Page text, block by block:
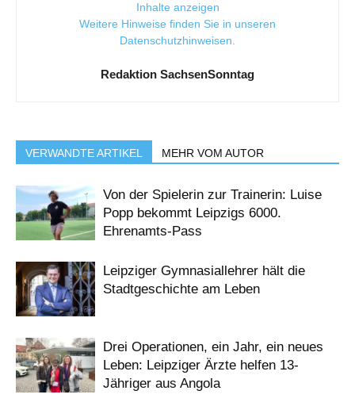
Inhalte anzeigen
Weitere Hinweise finden Sie in unseren
Datenschutzhinweisen.
Redaktion SachsenSonntag
VERWANDTE ARTIKEL MEHR VOM AUTOR
Von der Spielerin zur Trainerin: Luise
Popp bekommt Leipzigs 6000.
Ehrenamts-Pass
Leipziger Gymnasiallehrer hält die
Stadtgeschichte am Leben
Drei Operationen, ein Jahr, ein neues
Leben: Leipziger Ärzte helfen 13-
Jähriger aus Angola